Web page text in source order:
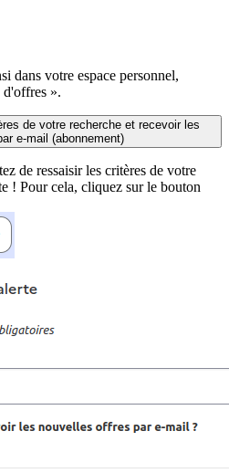
dans votre espace personnel,
».
de votre recherche et recevoir les
e-mail (abonnement)
de ressaisir les critères de votre
! Pour cela, cliquez sur le bouton